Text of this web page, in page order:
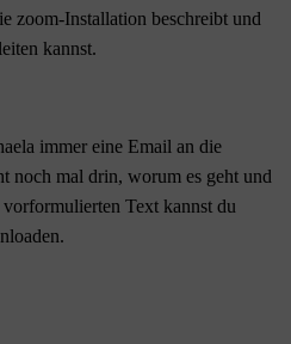
zoom-Installation beschreibt und
kannst.
immer eine Email an die
noch mal drin, worum es geht und
Text kannst du